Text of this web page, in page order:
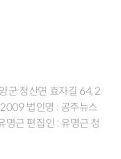
군 청산면 효자길 64, 2
법인명 : 공주뉴스
근 편집인 : 유명근 청